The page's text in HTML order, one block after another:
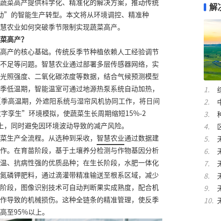
菜高产提供科学化、精准化的解决方案，推动传统
的智能生产转型。本文将从环境调控、精准种
农业如何突破季节限制实现蔬菜高产。
高产？
产的核心基础。传统反季节种植依赖人工经验调节
足等问题。智慧农业通过部署多层传感器网络，实
照强度、二氧化碳浓度等数据，结合气候预测模型
低温期，智能温室可通过地源热泵系统自动加热，
高温期，外遮阳系统与湿帘风机协同工作，将日间
孪生”环境模拟，使蔬菜生长周期缩短15%-2
同时避免因环境波动导致的减产风险。
生产全流程。从选种到采收， 智慧农业通过数据建
在育苗阶段，基于土壤养分检测与作物基因分析
、抗病性强的优质品种；在生长阶段，水肥一体化
磷钾肥料，通过滴灌带精准输送至根系区域，减少
段，图像识别技术可自动判断果实成熟度，配合机
导致的机械损伤。这种全链条的精准管理，使反季
至95%以上。
解